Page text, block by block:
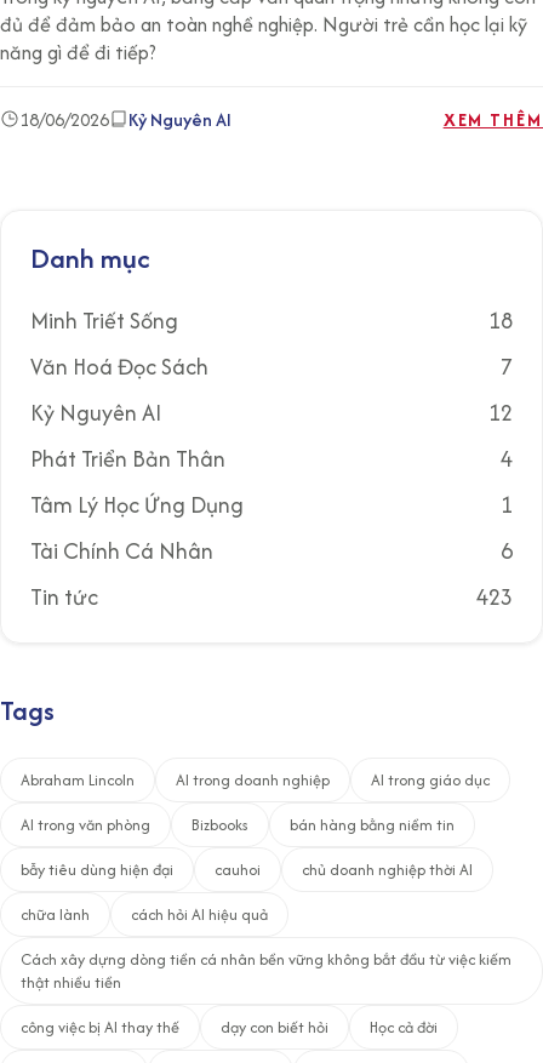
Danh mục
Minh Triết Sống
18
Văn Hoá Đọc Sách
7
Kỷ Nguyên AI
12
Phát Triển Bản Thân
4
Tâm Lý Học Ứng Dụng
1
Tài Chính Cá Nhân
6
Tin tức
423
Tags
Abraham Lincoln AI trong doanh nghiệp
AI trong giáo dục
AI trong văn phòng
Bizbooks
bán hàng bằng niềm tin
bẫy tiêu dùng hiện đại
cauhoi
chủ doanh nghiệp thời AI
chữa lành
cách hỏi AI hiệu quả
Cách xây dựng dòng tiền cá nhân bền vững không bắt đầu từ việc kiếm
thật nhiều tiền
công việc bị AI thay thế
dạy con biết hỏi
Học cả đời
đủ để đảm bảo an toàn nghề nghiệp. Người trẻ cần học lại kỹ
năng gì để đi tiếp?
18/06/2026 Kỷ Nguyên AI XEM THÊM